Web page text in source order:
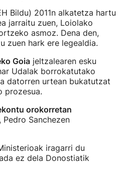
Bildu) 2011n alkatetza hartu
jarraitu zuen, Loiolako
asmoz. Dena den,
zuen hark ere legealdia.
Goia jeltzalearen esku
Udalak borrokatutako
datorren urtean bukatutzat
prozesua.
orokorretan
Sanchezen
iragarri du
ez dela Donostiatik